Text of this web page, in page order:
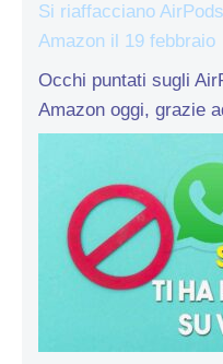
Si riaffacciano
Amazon il 19 febbraio
Occhi puntati sugli
Amazon oggi, grazie